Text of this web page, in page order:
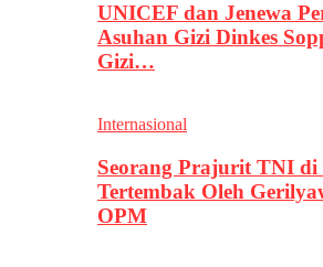
UNICEF dan Jenewa
Asuhan Gizi Dinkes
Gizi…
Internasional
Seorang Prajurit TNI di
Tertembak Oleh
OPM